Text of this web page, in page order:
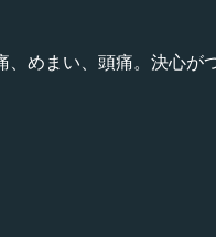
めまい、頭痛。決心が